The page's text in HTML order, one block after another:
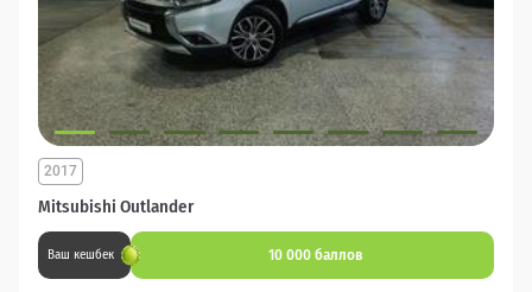
Mitsubishi Outlander
2017
Ваш кешбек 10 000 баллов